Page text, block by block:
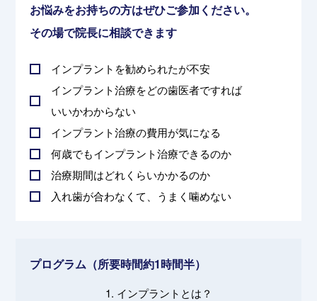
お悩みをお持ちの方はぜひご参加ください。
その場で院長に相談できます
インプラントを勧められたが不安
インプラント治療をどの歯医者ですれば
いいかわからない
インプラント治療の費用が気になる
何歳でもインプラント治療できるのか
治療期間はどれくらいかかるのか
入れ歯が合わなくて、うまく噛めない
プログラム（所要時間約1時間半）
1. インプラントとは？